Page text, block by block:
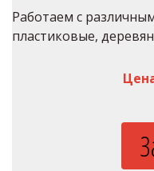
Работаем с
пластиковые,